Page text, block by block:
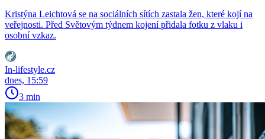
Kristýna Leichtová se na sociálních sítích zastala žen, které kojí na
veřejnosti. Před Světovým týdnem kojení přidala fotku z vlaku i
osobní vzkaz.
In-lifestyle.cz
dnes, 15:59
3 min